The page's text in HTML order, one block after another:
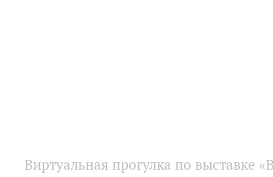
Виртуальная прогулка по выставке